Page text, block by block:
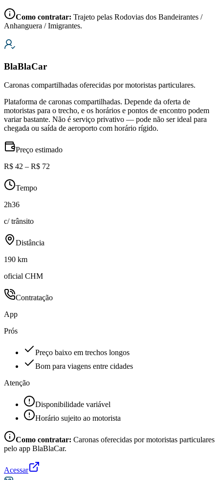
Como contratar: Trajeto pelas Rodovias dos Bandeirantes /
Anhanguera / Imigrantes.
BlaBlaCar
Caronas compartilhadas oferecidas por motoristas particulares.
Plataforma de caronas compartilhadas. Depende da oferta de
motoristas para o trecho, e os horários e pontos de encontro podem
variar bastante. Não é serviço privativo — pode não ser ideal para
chegada ou saída de aeroporto com horário rígido.
Preço estimado
R$ 42 – R$ 72
Tempo
2h36
c/ trânsito
Distância
190 km
oficial CHM
Contratação
App
Prós
Preço baixo em trechos longos
Bom para viagens entre cidades
Atenção
Disponibilidade variável
Horário sujeito ao motorista
Como contratar: Caronas oferecidas por motoristas particulares
pelo app BlaBlaCar.
Acessar